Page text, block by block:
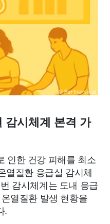
의학 경제 마케팅
생활
감시체계 본격 가
인한 건강 피해를 최소
열질환 응급실 감시체
감시체계는 도내 응급
열질환 발생 현황을
.